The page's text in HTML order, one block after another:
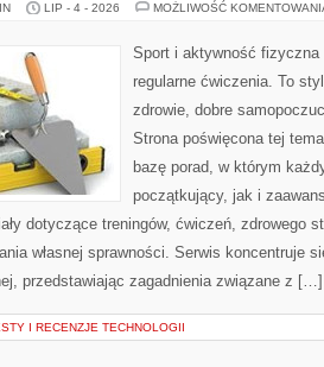
LIP - 4 - 2026 MOŻLIWOŚĆ
Sport i aktywność
regularne ćwiczenia. To
zdrowie, dobre
Strona poświęcona tej
bazę porad, w którym
początkujący, jak i
dotyczące treningów, ćwiczeń, zdrowego
własnej sprawności. Serwis koncentruje
przedstawiając zagadnienia związane z […]
I RECENZJE TECHNOLOGII